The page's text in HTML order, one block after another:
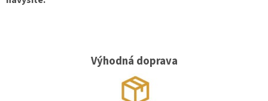
Výhodná doprava